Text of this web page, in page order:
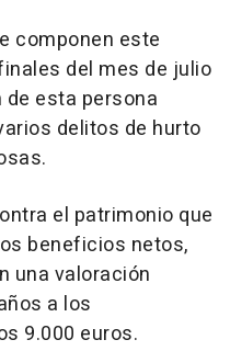
componen este
del mes de julio
esta persona
delitos de hurto
el patrimonio que
beneficios netos,
una valoración
a los
9.000 euros.